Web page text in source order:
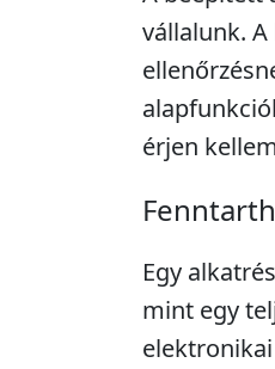
vállalunk.
érjen
Egy
mint egy